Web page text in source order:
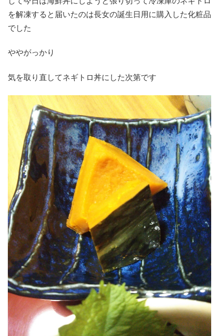
を解凍すると届いたのは長女の誕生日用に購入した化粧品
でした
ややがっかり
気を取り直してネギトロ丼にした次第です